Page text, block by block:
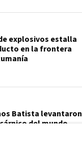
explosivos estalla
en la frontera
Batista levantaron
del mundo,